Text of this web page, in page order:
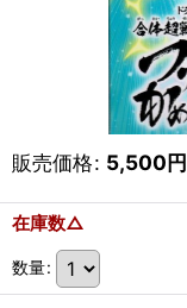
販売価格: 5,500円
在庫数△
数量: